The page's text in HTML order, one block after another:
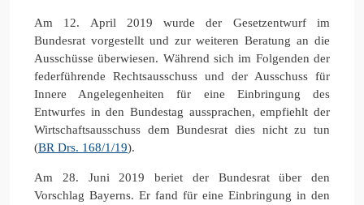
Am 12. April 2019 wurde der Gesetzentwurf im
Bundesrat vorgestellt und zur weiteren Beratung an die
Ausschüsse überwiesen. Während sich im Folgenden der
federführende Rechtsausschuss und der Ausschuss für
Innere Angelegenheiten für eine Einbringung des
Entwurfes in den Bundestag aussprachen, empfiehlt der
Wirtschaftsausschuss dem Bundesrat dies nicht zu tun
(BR Drs. 168/1/19).
Am 28. Juni 2019 beriet der Bundesrat über den
Vorschlag Bayerns. Er fand für eine Einbringung in den